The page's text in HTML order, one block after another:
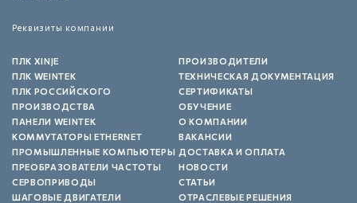
Реквизиты компании
ПЛК XINJE
ПЛК WEINTEK
ПЛК РОССИЙСКОГО
ПРОИЗВОДСТВА
ПАНЕЛИ WEINTEK
КОММУТАТОРЫ ETHERNET
ПРОМЫШЛЕННЫЕ КОМПЬЮТЕРЫ
ПРЕОБРАЗОВАТЕЛИ ЧАСТОТЫ
СЕРВОПРИВОДЫ
ШАГОВЫЕ ДВИГАТЕЛИ
ПРОИЗВОДИТЕЛИ
ТЕХНИЧЕСКАЯ ДОКУМЕНТАЦИЯ
СЕРТИФИКАТЫ
ОБУЧЕНИЕ
О КОМПАНИИ
ВАКАНСИИ
ДОСТАВКА И ОПЛАТА
НОВОСТИ
СТАТЬИ
ОТРАСЛЕВЫЕ РЕШЕНИЯ